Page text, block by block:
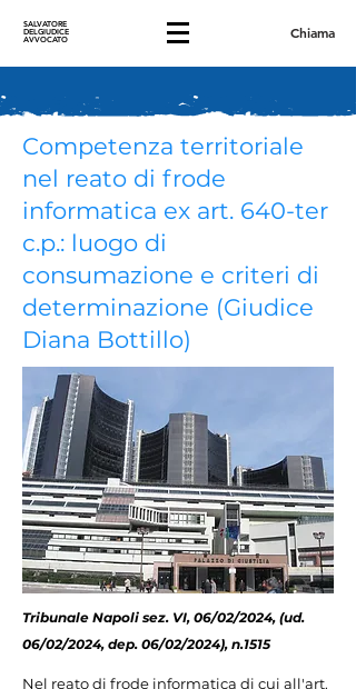
SALVATORE
DELGIUDICE
AVVOCATO Chiama
Competenza territoriale
nel reato di frode
informatica ex art. 640-ter
c.p.: luogo di
consumazione e criteri di
determinazione (Giudice
Diana Bottillo)
Tribunale Napoli sez. VI, 06/02/2024, (ud.
06/02/2024, dep. 06/02/2024), n.1515
Nel reato di frode informatica di cui all'art.